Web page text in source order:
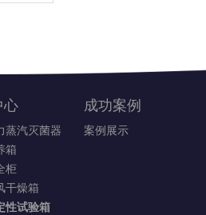
心
蒸汽灭菌器
箱
柜
干燥箱
性试验箱
成功案例
案例展示